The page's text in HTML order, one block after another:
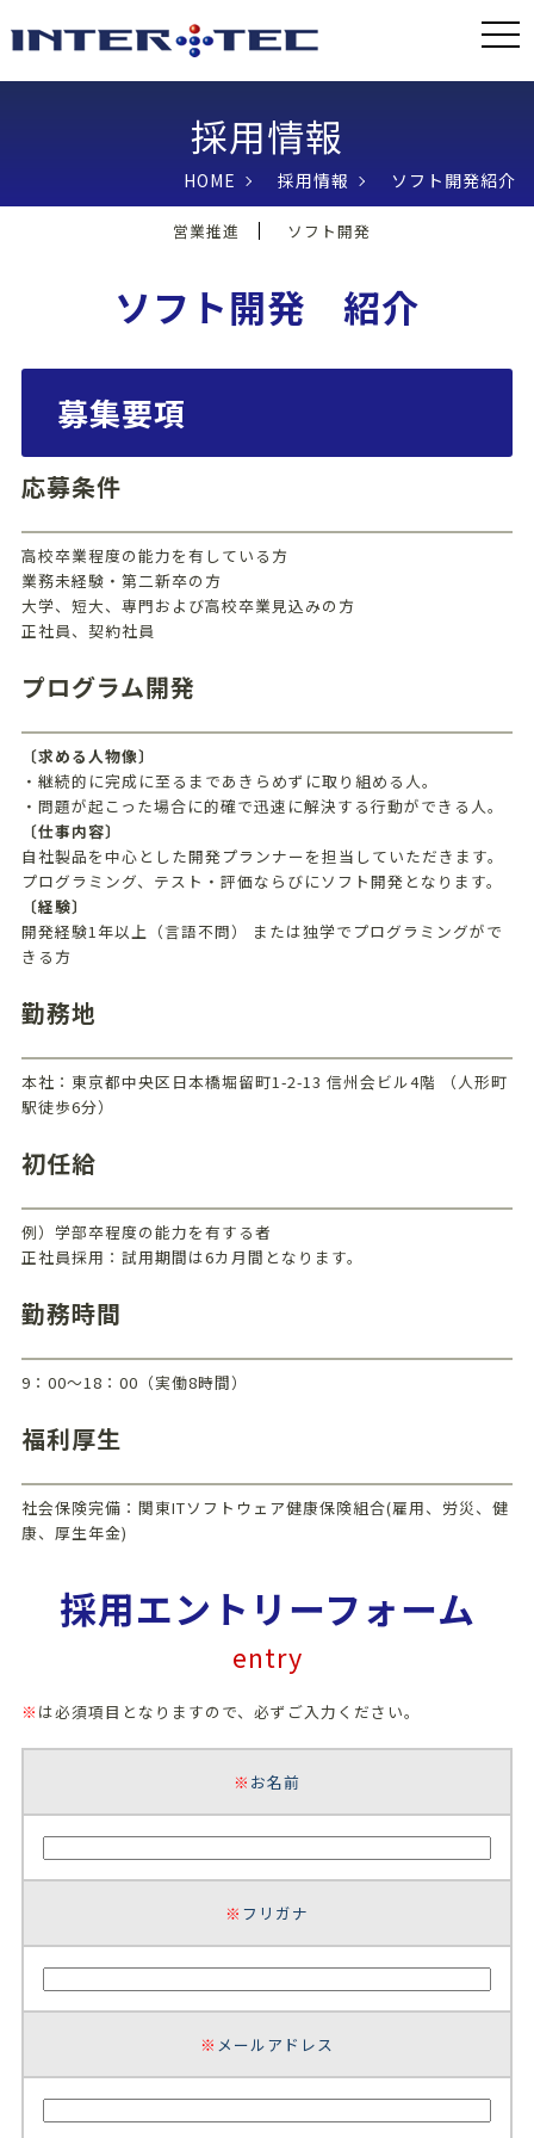
採用情報
HOME 採用情報 ソフト開発紹介
営業推進 ソフト開発
ソフト開発 紹介
募集要項
応募条件
高校卒業程度の能力を有している方
業務未経験・第二新卒の方
大学、短大、専門および高校卒業見込みの方
正社員、契約社員
プログラム開発
〔求める人物像〕
・継続的に完成に至るまであきらめずに取り組める人。
・問題が起こった場合に的確で迅速に解決する行動ができる人。
〔仕事内容〕
自社製品を中心とした開発プランナーを担当していただきます。
プログラミング、テスト・評価ならびにソフト開発となります。
〔経験〕
開発経験1年以上（言語不問） または独学でプログラミングがで
きる方
勤務地
本社：東京都中央区日本橋堀留町1-2-13 信州会ビル4階 （人形町
駅徒歩6分）
初任給
例）学部卒程度の能力を有する者
正社員採用：試用期間は6カ月間となります。
勤務時間
9：00～18：00（実働8時間）
福利厚生
社会保険完備：関東ITソフトウェア健康保険組合(雇用、労災、健
康、厚生年金)
採用エントリーフォーム
entry
※ は必須項目となりますので、必ずご入力ください。
※ お名前
※ フリガナ
※ メールアドレス